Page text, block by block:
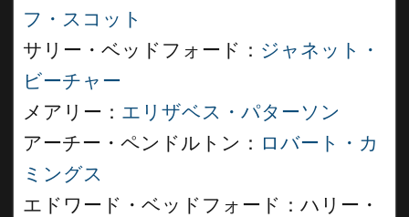
フ・スコット
サリー・ベッドフォード： ジャネット・
ビーチャー
メアリー： エリザベス・パターソン
アーチー・ペンドルトン： ロバート・カ
ミングス
エドワード・ベッドフォード：ハリー・